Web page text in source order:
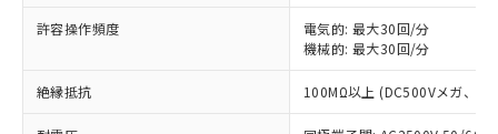
許容操作頻度
電気的: 最大30回/分
機械的: 最大30回/分
絶縁抵抗 100MΩ以上 (DC500Vメガ、点
ことをご了承ください。
在庫状況および標準価格照会結果は、
記載している更新日時点での社内デー
タに基づき作成されるものであり、閲
覧された時点での実際の在庫および標
いたものが、含有品と判明した場合などや
むを得ず変更することがあります。
鉛(Pb) 1000ppm以下、 水銀(Hg) 1000ppm以下、 カド
六価クロム(Cr(Ⅵ)) 1000ppm以下、ポリ臭化ビフェニル
基準値を超えていることを示します。
「－」：未確認です。当社販売部門へお問
*中国RoHS10物質の基準値 (GB/T26572)：
Pb(鉛) :1000ppm、 Hg(水銀) : 1000ppm、 Cd(カドミウ
当社は、これら貴社製品のうち、外国
為替および外国貿易法に定める商品
（以下｢規制貨物等」という）を輸出
または国外への提供する場合は、日本
国政府の輸出許可(または役務取引許
可)を取得するなどの必要な手続きを